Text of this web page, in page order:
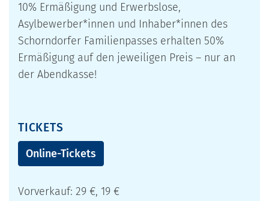
10% Ermäßigung und Erwerbslose,
Asylbewerber*innen und Inhaber*innen des
Schorndorfer Familienpasses erhalten 50%
Ermäßigung auf den jeweiligen Preis – nur an
der Abendkasse!
TICKETS
Online-Tickets
Vorverkauf: 29 €, 19 €